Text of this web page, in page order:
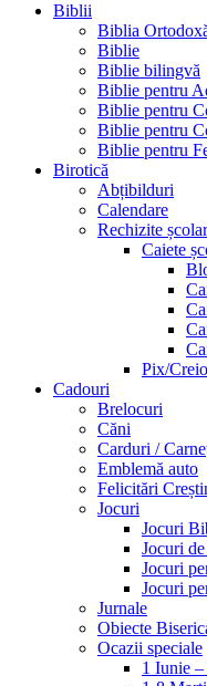
Biblii
Biblia
Biblie
Biblie bilingvă
Biblie pentru
Biblie pentru
Biblie pentru
Biblie pentru
Birotică
Abțibilduri
Calendare
Rechizite
Caiete
Pix/
Cadouri
Brelocuri
Căni
Carduri /
Emblemă auto
Felicitări
Jocuri
Jocuri
Jocuri
Jocuri
Jocuri
Jurnale
Obiecte
Ocazii speciale
1 Iunie